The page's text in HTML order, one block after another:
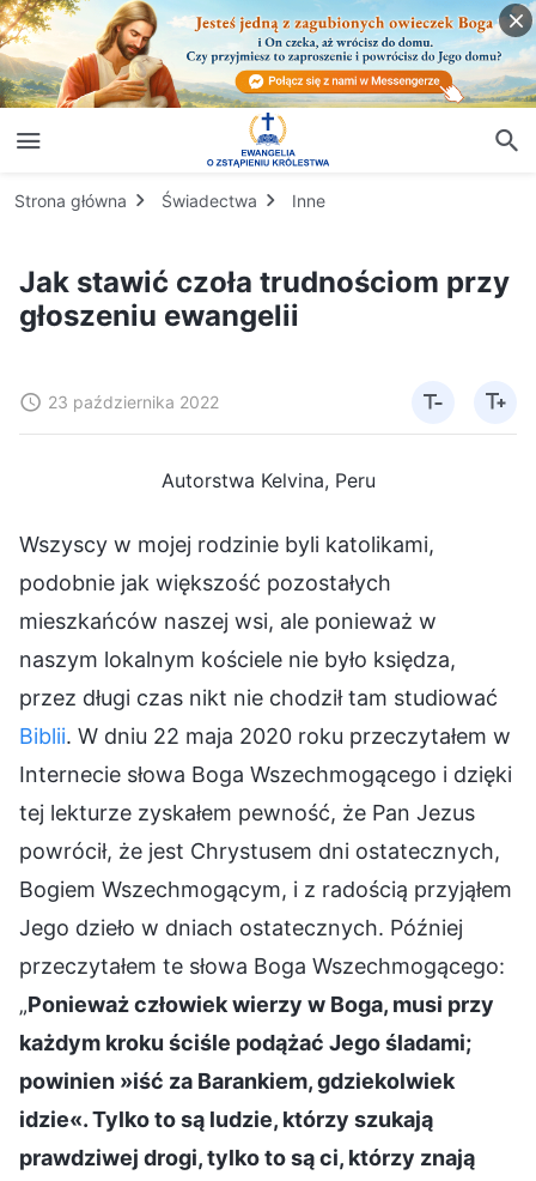
Strona główna Świadectwa Inne
Jak stawić czoła trudnościom przy
głoszeniu ewangelii
23 października 2022
Autorstwa Kelvina, Peru
Wszyscy w mojej rodzinie byli katolikami,
podobnie jak większość pozostałych
mieszkańców naszej wsi, ale ponieważ w
naszym lokalnym kościele nie było księdza,
przez długi czas nikt nie chodził tam studiować
Biblii. W dniu 22 maja 2020 roku przeczytałem w
Internecie słowa Boga Wszechmogącego i dzięki
tej lekturze zyskałem pewność, że Pan Jezus
powrócił, że jest Chrystusem dni ostatecznych,
Bogiem Wszechmogącym, i z radością przyjąłem
Jego dzieło w dniach ostatecznych. Później
przeczytałem te słowa Boga Wszechmogącego:
„Ponieważ człowiek wierzy w Boga, musi przy
każdym kroku ściśle podążać Jego śladami;
powinien »iść za Barankiem, gdziekolwiek
idzie«. Tylko to są ludzie, którzy szukają
prawdziwej drogi, tylko to są ci, którzy znają